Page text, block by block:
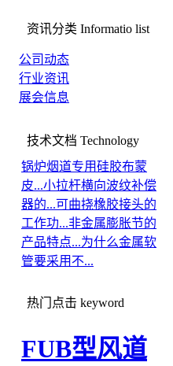
资讯分类 Informatio list
公司动态
行业资讯
展会信息
技术文档 Technology
锅炉烟道专用硅胶布蒙
皮...小拉杆横向波纹补偿
器的...可曲挠橡胶接头的
工作功...非金属膨胀节的
产品特点...为什么金属软
管要采用不...
热门点击 keyword
FUB型风道